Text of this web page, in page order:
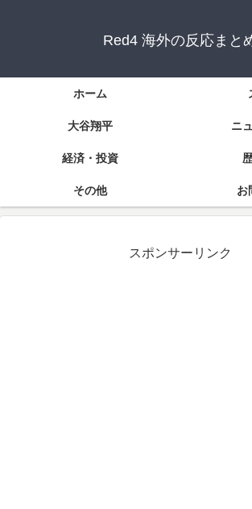
Red4 海外の反応まと
ホーム
大谷翔平 ニ
経済・投資
その他 お
スポンサーリンク